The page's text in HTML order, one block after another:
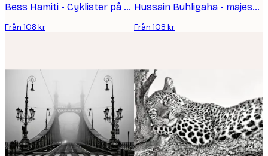
Bess Hamiti - Cyklister på en dimmig bro Poster
Från 108 kr
Hussain Buhligaha - majestätiska Taj Mahal-porten Poster
Från 108 kr